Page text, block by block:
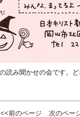
読み聞かせの会です。
<<前のページ 次のペー